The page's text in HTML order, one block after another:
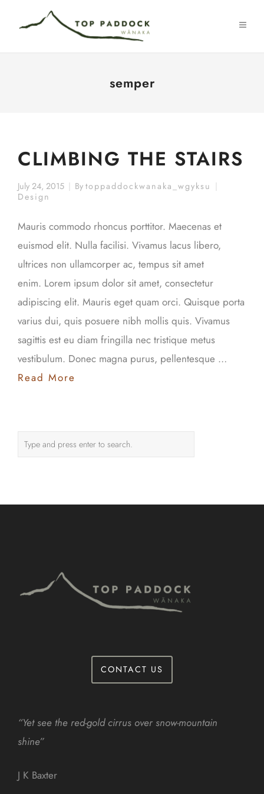
semper
CLIMBING THE STAIRS
July 24, 2015 By toppaddockwanaka_wgyksu
Design
Mauris commodo rhoncus porttitor. Maecenas et
euismod elit. Nulla facilisi. Vivamus lacus libero,
ultrices non ullamcorper ac, tempus sit amet
enim. Lorem ipsum dolor sit amet, consectetur
adipiscing elit. Mauris eget quam orci. Quisque porta
varius dui, quis posuere nibh mollis quis. Vivamus
sagittis est eu diam fringilla nec tristique metus
vestibulum. Donec magna purus, pellentesque …
Read More
CONTACT US
“Yet see the red-gold cirrus over snow-mountain
shine”
J K Baxter